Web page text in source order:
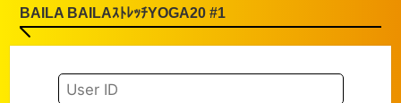
BAILA BAILAｽﾄﾚｯﾁYOGA20 #1